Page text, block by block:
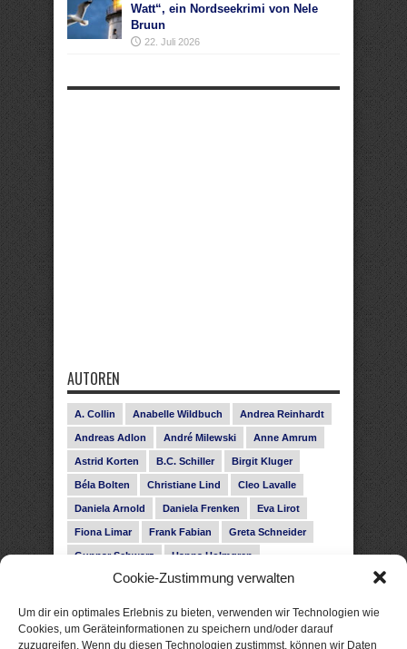
Cookie-Zustimmung verwalten
Um dir ein optimales Erlebnis zu bieten, verwenden wir Technologien wie
Cookies, um Geräteinformationen zu speichern und/oder darauf
zuzugreifen. Wenn du diesen Technologien zustimmst, können wir Daten
Watt“, ein Nordseekrimi von Nele
Bruun
22. Juli 2026
AUTOREN
A. Collin Anabelle Wildbuch Andrea Reinhardt
Andreas Adlon André Milewski Anne Amrum
Astrid Korten B.C. Schiller Birgit Kluger
Béla Bolten Christiane Lind Cleo Lavalle
Daniela Arnold Daniela Frenken Eva Lirot
Fiona Limar Frank Fabian Greta Schneider
Gunnar Schwarz Hanna Holmgren
Heike Fröhling Ina Glahe Ivo Pala J. Vellguth
Leonie Haubrich Lilly Labord Livia Pipes